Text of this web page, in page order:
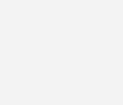
gebündelt und